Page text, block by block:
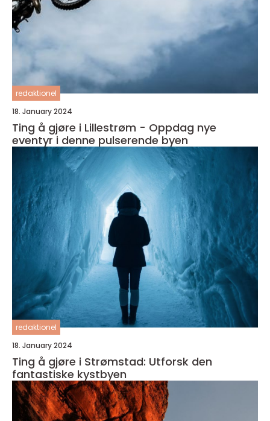
redaktionel
18. January 2024
Ting å gjøre i Lillestrøm - Oppdag nye
eventyr i denne pulserende byen
redaktionel
18. January 2024
Ting å gjøre i Strømstad: Utforsk den
fantastiske kystbyen